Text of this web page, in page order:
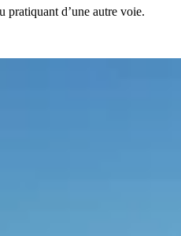
pratiquant d’une autre voie.